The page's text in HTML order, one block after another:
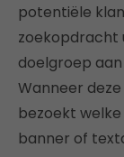
potentiële
zoekopdracht
doelgroep
Wanneer
bezoekt
banner of